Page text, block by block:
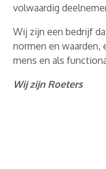
volwaardig
Wij zijn een bedrijf
normen en waarden,
mens en als
Wij zijn Roeters